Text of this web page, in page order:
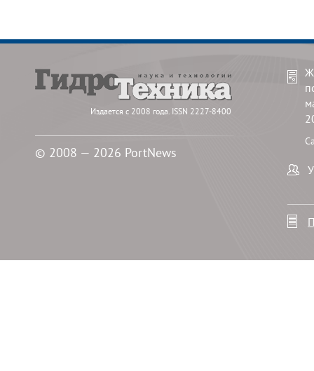
Издается с 2008 года. ISSN 2227-8400
© 2008 — 2026 PortNews